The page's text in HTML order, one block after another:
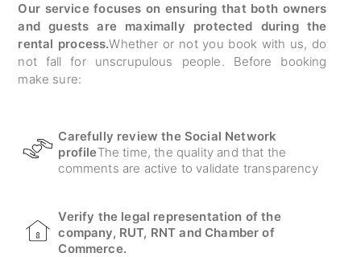
Our service focuses on ensuring that both owners
and guests are maximally protected during the
rental process.Whether or not you book with us, do
not fall for unscrupulous people. Before booking
make sure:
Carefully review the Social Network
profileThe time, the quality and that the
comments are active to validate transparency
Verify the legal representation of the
company, RUT, RNT and Chamber of
Commerce.